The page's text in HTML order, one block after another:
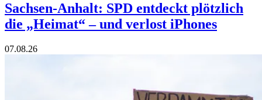
Sachsen-Anhalt: SPD entdeckt plötzlich
die „Heimat“ – und verlost iPhones
07.08.26